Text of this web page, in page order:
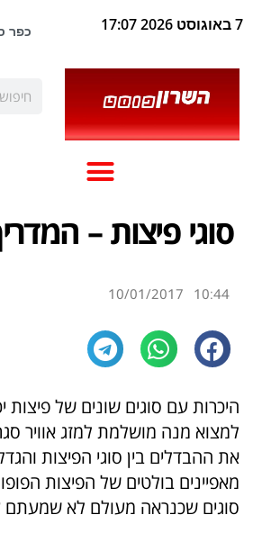
7 באוגוסט 2026 17:07
סוגי פיצות –
10:44
10/01/2017
היכרות עם סוגים שונים של פיצות
למצוא מנה מושלמת למזג אוויר
את ההבדלים בין סוגי הפיצות
מאפיינים בולטים של הפיצות
סוגים שכנראה מעולם לא שמעתם